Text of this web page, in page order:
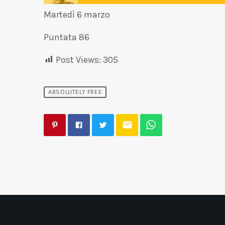
Martedì 6 marzo
Puntata 86
Post Views: 305
ABSOLUTELY FREE
email